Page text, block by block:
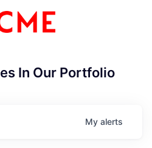
In Our Portfolio
My alerts